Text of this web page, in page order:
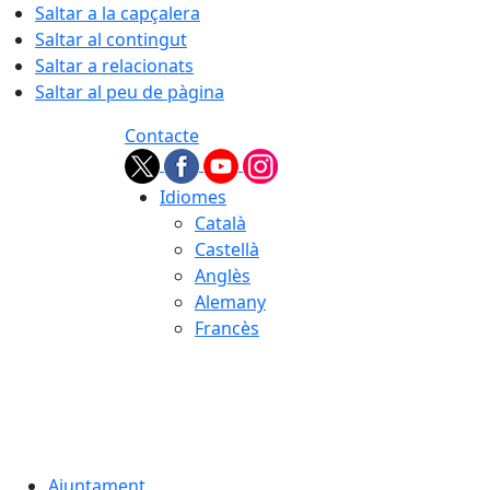
Saltar a la capçalera
Saltar al contingut
Saltar a relacionats
Saltar al peu de pàgina
Contacte
Idiomes
Català
Castellà
Anglès
Alemany
Francès